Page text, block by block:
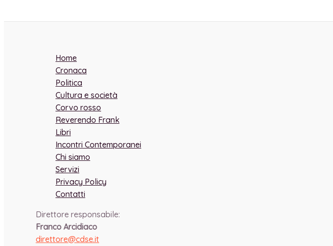
Home
Cronaca
Politica
Cultura e società
Corvo rosso
Reverendo Frank
Libri
Incontri Contemporanei
Chi siamo
Servizi
Privacy Policy
Contatti
Direttore responsabile:
Franco Arcidiaco
direttore@cdse.it